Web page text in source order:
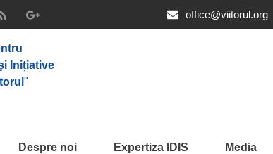
office@viitorul.org
Inițiative
"
Despre noi Expertiza IDIS Media